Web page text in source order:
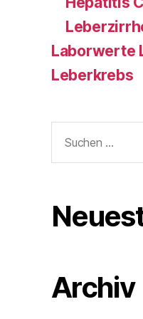
Laborwerte
Leberkrebs
nach:
Archiv